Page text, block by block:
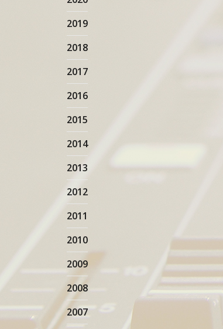
2019
2018
2017
2016
2015
2014
2013
2012
2011
2010
2009
2008
2007